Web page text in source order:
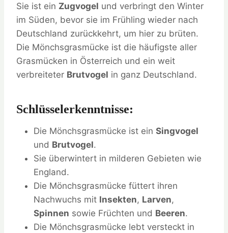
Sie ist ein Zugvogel und verbringt den Winter
im Süden, bevor sie im Frühling wieder nach
Deutschland zurückkehrt, um hier zu brüten.
Die Mönchsgrasmücke ist die häufigste aller
Grasmücken in Österreich und ein weit
verbreiteter Brutvogel in ganz Deutschland.
Schlüsselerkenntnisse:
Die Mönchsgrasmücke ist ein Singvogel
und Brutvogel.
Sie überwintert in milderen Gebieten wie
England.
Die Mönchsgrasmücke füttert ihren
Nachwuchs mit Insekten, Larven,
Spinnen sowie Früchten und Beeren.
Die Mönchsgrasmücke lebt versteckt in